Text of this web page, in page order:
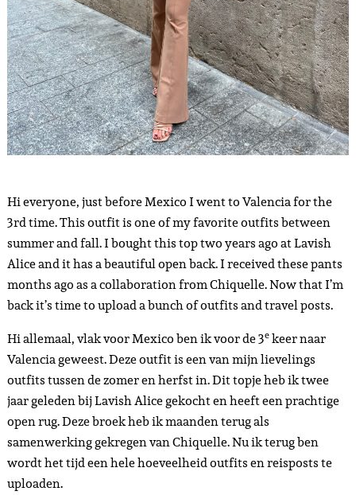
Hi everyone, just before Mexico I went to Valencia for the
3rd time. This outfit is one of my favorite outfits between
summer and fall. I bought this top two years ago at Lavish
Alice and it has a beautiful open back. I received these pants
months ago as a collaboration from Chiquelle. Now that I’m
back it’s time to upload a bunch of outfits and travel posts.
Hi allemaal, vlak voor Mexico ben ik voor de 3ekeer naar
Valencia geweest. Deze outfit is een van mijn lievelings
outfits tussen de zomer en herfst in. Dit topje heb ik twee
jaar geleden bij Lavish Alice gekocht en heeft een prachtige
open rug. Deze broek heb ik maanden terug als
samenwerking gekregen van Chiquelle. Nu ik terug ben
wordt het tijd een hele hoeveelheid outfits en reisposts te
uploaden.